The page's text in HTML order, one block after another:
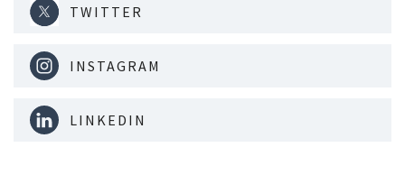
TWITTER
INSTAGRAM
LINKEDIN